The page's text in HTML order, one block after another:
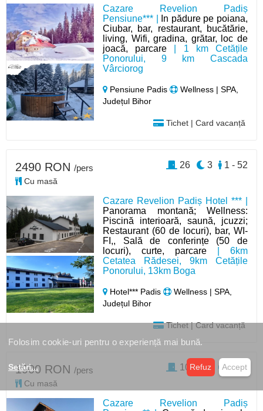
Cazare Revelion Padiș
Pensiune*** |
In pădure pe poiana,
Ciubar, bar, restaurant, bucătărie,
living, Wifi, gradina, grătar, loc de
joacă, parcare | 1 km Cetățile
Ponorului, 9 km Cascada
Vârciorog
Pensiune Padis
Wellness | SPA,
Județul Bihor
Tichet | Card vacanță
Cazare Revelion Padiș Hotel *** |
Panorama montană; Wellness:
Piscină interioară, saună, jcuzzi;
Restaurant (60 de locuri), bar, WI-
FI,, Sală de conferințe (50 de
locuri), curte, parcare | 6km
Cetatea Rădesei, 9km Cetățile
Ponorului, 13km Boga
Hotel*** Padis
Wellness | SPA,
Județul Bihor
Tichet | Card vacanță
2490 RON /pers
Cu masă
1 - 52
3
26
Cazare Revelion Padiș
1900 RON /pers
Cu masă
1 - 32
3
10
Folosim cookie-uri pentru o experiență mai bună.
Setări... Refuz Accept